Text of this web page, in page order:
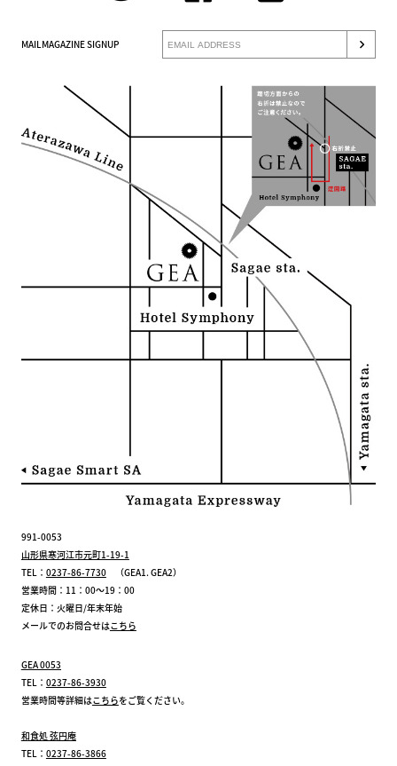
MAILMAGAZINE SIGNUP
991-0053
山形県寒河江市元町1-19-1
TEL： 0237-86-7730（GEA1. GEA2）
営業時間：11：00～19：00
定休日：火曜日/年末年始
メールでのお問合せはこちら
GEA 0053
TEL： 0237-86-3930
営業時間等詳細はこちらをご覧ください。
和食処 弦円庵
TEL： 0237-86-3866